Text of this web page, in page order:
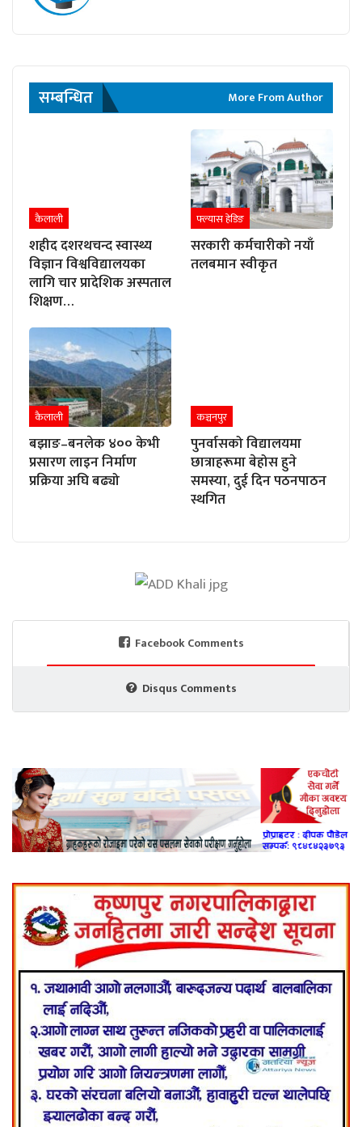
सम्बन्धित More From Author
कैलाली
शहीद दशरथचन्द स्वास्थ्य
विज्ञान विश्वविद्यालयका
लागि चार प्रादेशिक अस्पताल
शिक्षण…
फ्ल्यास हेडिङ
सरकारी कर्मचारीको नयाँ
तलबमान स्वीकृत
कैलाली
बझाङ–बनलेक ४०० केभी
प्रसारण लाइन निर्माण
प्रक्रिया अघि बढ्यो
कञ्चनपुर
पुनर्वासको विद्यालयमा
छात्राहरूमा बेहोस हुने
समस्या, दुई दिन पठनपाठन
स्थगित
Facebook Comments
Disqus Comments